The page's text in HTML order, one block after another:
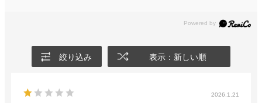
絞り込み 表示：新しい順
2026.1.21